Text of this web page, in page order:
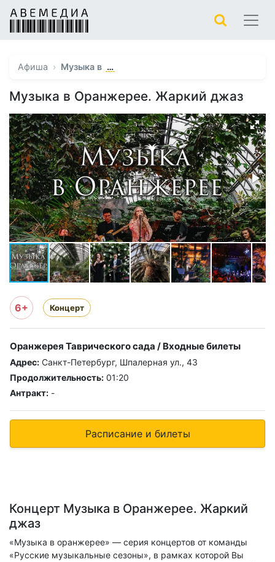
Афиша Музыка в …
Музыка в Оранжерее. Жаркий джаз
6+ Концерт
Оранжерея Таврического сада / Входные билеты
Адрес: Санкт-Петербург, Шпалерная ул., 43
Продолжительность: 01:20
Антракт: -
Расписание и билеты
Концерт Музыка в Оранжерее. Жаркий
джаз
«Музыка в оранжерее» — серия концертов от команды
«Русские музыкальные сезоны», в рамках которой Вы